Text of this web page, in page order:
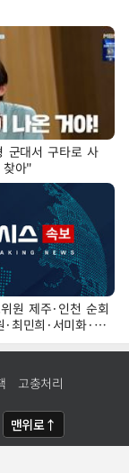
군대서 구타로 사
아"
원 제주·인천 순회
최민희·서미화·한
고충처리
맨위로↑